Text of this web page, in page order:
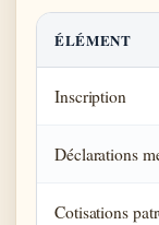
ÉLÉMENT
Inscription
Déclarations
Cotisations